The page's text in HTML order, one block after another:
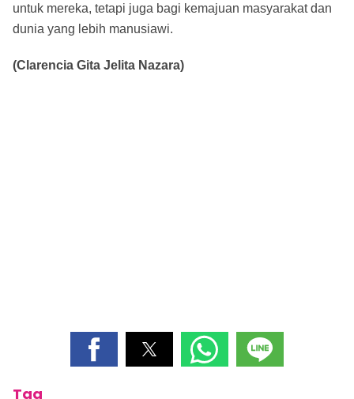
untuk mereka, tetapi juga bagi kemajuan masyarakat dan
dunia yang lebih manusiawi.
(Clarencia Gita Jelita Nazara)
Tag